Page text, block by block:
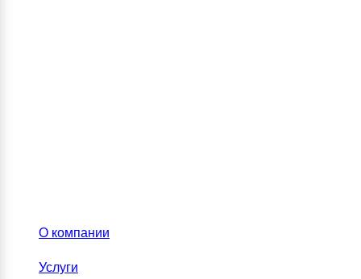
О компании
Услуги